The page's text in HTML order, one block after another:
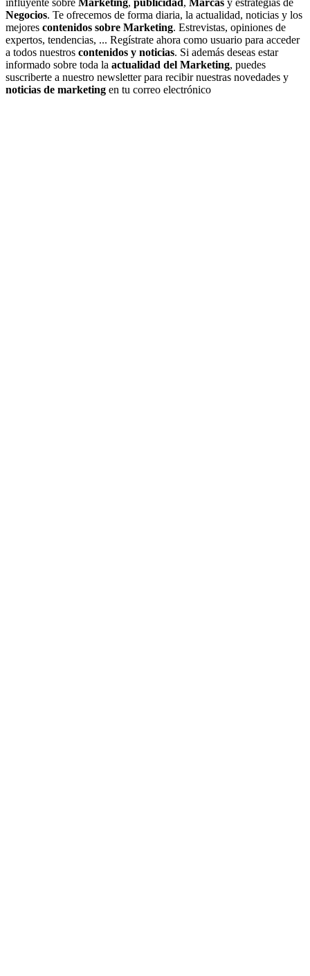
influyente sobre Marketing, publicidad , Marcas y estrategias de
Negocios. Te ofrecemos de forma diaria, la actualidad, noticias y los
mejores contenidos sobre Marketing. Estrevistas, opiniones de
expertos, tendencias, ... Regístrate ahora como usuario para acceder
a todos nuestros contenidos y noticias. Si además deseas estar
informado sobre toda la actualidad del Marketing, puedes
suscriberte a nuestro newsletter para recibir nuestras novedades y
noticias de marketing en tu correo electrónico